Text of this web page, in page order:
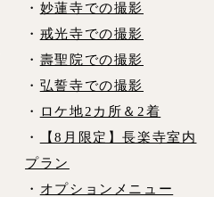
・ 妙蓮寺での撮影
・ 戒光寺での撮影
・ 壽聖院での撮影
・ 弘誓寺での撮影
・
ロケ地2カ所＆2着
・
【8月限定】長楽寺室内
プラン
・ オプションメニュー